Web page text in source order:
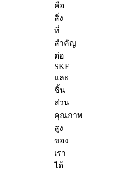
คือ
สิ่ง
ที่
สำคัญ
ต่อ
SKF
และ
ชิ้น
ส่วน
คุณภาพ
สูง
ของ
เรา
ได้